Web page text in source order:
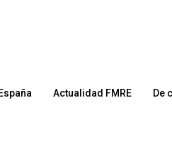
Actualidad FMRE De